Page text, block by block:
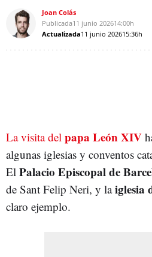
Joan Colás
Publicada11 junio 202614:00h
Actualizada11 junio 202615:36h
La visita del papa León XIV
algunas iglesias y conventos
El Palacio Episcopal de
de Sant Felip Neri, y laiglesia
claro ejemplo.